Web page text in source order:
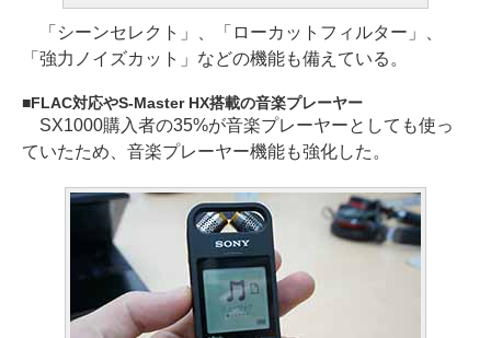
「シーンセレクト」、「ローカットフィルター」、
「強力ノイズカット」などの機能も備えている。
FLAC対応やS-Master HX搭載の音楽プレーヤー
SX1000購入者の35%が音楽プレーヤーとしても使っ
ていたため、音楽プレーヤー機能も強化した。